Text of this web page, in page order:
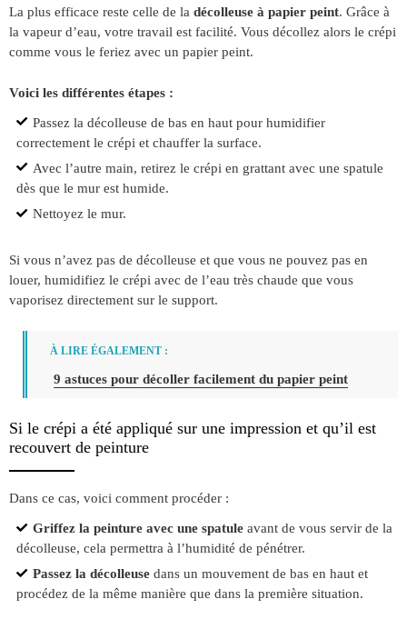
La plus efficace reste celle de la décolleuse à papier peint. Grâce à
la vapeur d’eau, votre travail est facilité. Vous décollez alors le crépi
comme vous le feriez avec un papier peint.
Voici les différentes étapes :
Passez la décolleuse de bas en haut pour humidifier
correctement le crépi et chauffer la surface.
Avec l’autre main, retirez le crépi en grattant avec une spatule
dès que le mur est humide.
Nettoyez le mur.
Si vous n’avez pas de décolleuse et que vous ne pouvez pas en
louer, humidifiez le crépi avec de l’eau très chaude que vous
vaporisez directement sur le support.
À LIRE ÉGALEMENT :
9 astuces pour décoller facilement du papier peint
Si le crépi a été appliqué sur une impression et qu’il est
recouvert de peinture
Dans ce cas, voici comment procéder :
Griffez la peinture avec une spatuleavant de vous servir de la
décolleuse, cela permettra à l’humidité de pénétrer.
Passez la décolleusedans un mouvement de bas en haut et
procédez de la même manière que dans la première situation.